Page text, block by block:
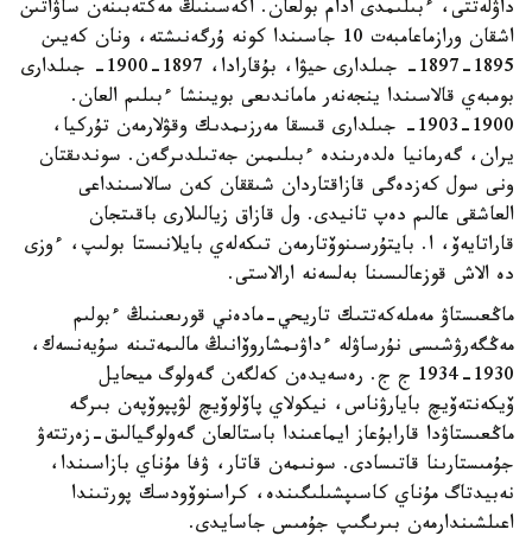
داۋلەتتى، ءبىلىمدى ادام بولعان. اكەسىنىڭ مەكتەبىنەن ساۋاتىن
اشقان ورازماعامبەت 10 جاسىندا كونە ۇرگەنىشتە، ونان كەيىن
1895-1897- جىلدارى حيۋا، بۇقارادا، 1897-1900- جىلدارى
بومبەي قالاسىندا ينجەنەر ماماندىعى بويىنشا ءبىلىم العان.
1900-1903- جىلدارى قىسقا مەرزىمدىك وقۋلارمەن تۇركيا،
يران، گەرمانيا ەلدەرىندە ءبىلىمىن جەتىلدىرگەن. سوندىقتان
ونى سول كەزدەگى قازاقتاردان شىققان كەن سالاسىنداعى
العاشقى عالىم دەپ تانيدى. ول قازاق زيالىلارى باقىتجان
قاراتايەۆ، ا. بايتۇرسىنوۆتارمەن تىكەلەي بايلانىستا بولىپ، ءوزى
دە الاش قوزعالىسىنا بەلسەنە ارالاستى.
ماڭعىستاۋ مەملەكەتتىك تاريحي-مادەني قورىعىنىڭ ءبولىم
مەڭگەرۋشىسى نۇرساۋلە ءداۋىمشاروۆانىڭ مالىمەتىنە سۇيەنسەك،
1930-1934 ج ج. رەسەيدەن كەلگەن گەولوگ ميحايل
ۆيكەنتەۆيچ بايارۋناس، نيكولاي پاۆلوۆيچ لۋپپوۆپەن بىرگە
ماڭعىستاۋدا قارابۇعاز ايماعىندا باستالعان گەولوگيالىق-زەرتتەۋ
جۇمىستارىنا قاتىسادى. سونىمەن قاتار، ۋفا مۇناي بازاسىندا،
نەبيدتاگ مۇناي كاسىپشىلىگىندە، كراسنوۆودسك پورتىندا
اعىلشىندارمەن بىرىگىپ جۇمىس جاسايدى.